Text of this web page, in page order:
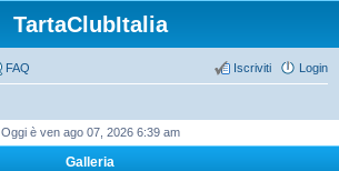
TartaClubItalia
FAQ Login
Iscriviti
Oggi è ven ago 07, 2026 6:39 am
Galleria